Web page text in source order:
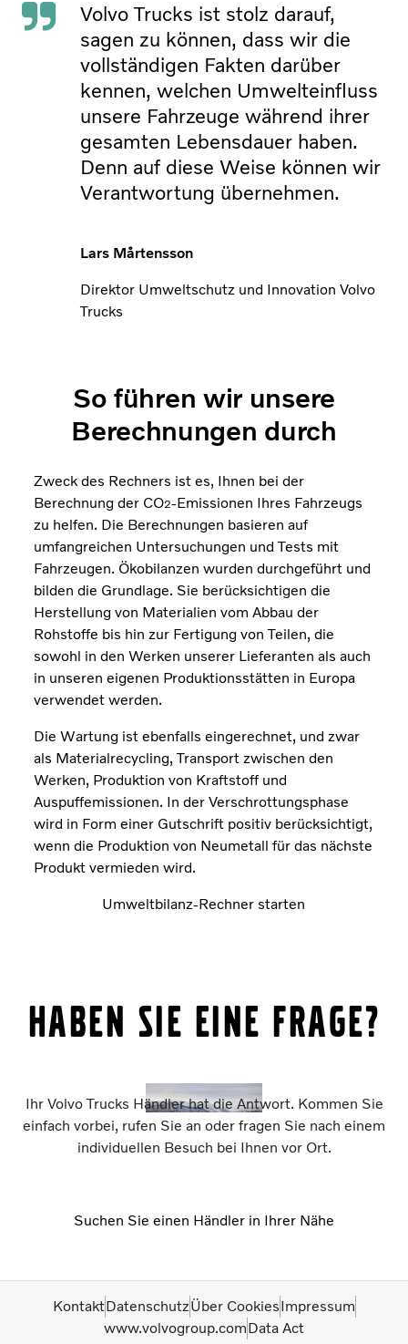
Volvo Trucks ist stolz darauf,
sagen zu können, dass wir die
vollständigen Fakten darüber
kennen, welchen Umwelteinfluss
unsere Fahrzeuge während ihrer
gesamten Lebensdauer haben.
Denn auf diese Weise können wir
Verantwortung übernehmen.
Lars Mårtensson
Direktor Umweltschutz und Innovation Volvo
Trucks
So führen wir unsere
Berechnungen durch
Zweck des Rechners ist es, Ihnen bei der
Berechnung der CO2-Emissionen Ihres Fahrzeugs
zu helfen. Die Berechnungen basieren auf
umfangreichen Untersuchungen und Tests mit
Fahrzeugen. Ökobilanzen wurden durchgeführt und
bilden die Grundlage. Sie berücksichtigen die
Herstellung von Materialien vom Abbau der
Rohstoffe bis hin zur Fertigung von Teilen, die
sowohl in den Werken unserer Lieferanten als auch
in unseren eigenen Produktionsstätten in Europa
verwendet werden.
Die Wartung ist ebenfalls eingerechnet, und zwar
als Materialrecycling, Transport zwischen den
Werken, Produktion von Kraftstoff und
Auspuffemissionen. In der Verschrottungsphase
wird in Form einer Gutschrift positiv berücksichtigt,
wenn die Produktion von Neumetall für das nächste
Produkt vermieden wird.
Umweltbilanz-Rechner starten
Haben Sie eine Frage?
Ihr Volvo Trucks Händler hat die Antwort. Kommen Sie
einfach vorbei, rufen Sie an oder fragen Sie nach einem
individuellen Besuch bei Ihnen vor Ort.
Suchen Sie einen Händler in Ihrer Nähe
KontaktDatenschutzÜber CookiesImpressum
www.volvogroup.comData Act